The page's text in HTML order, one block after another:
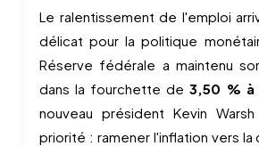
Le ralentissement de l'emploi
délicat pour la politique
Réserve fédérale a maintenu
dans la fourchette de3,50 % à
nouveau président Kevin
priorité : ramener l'inflation vers